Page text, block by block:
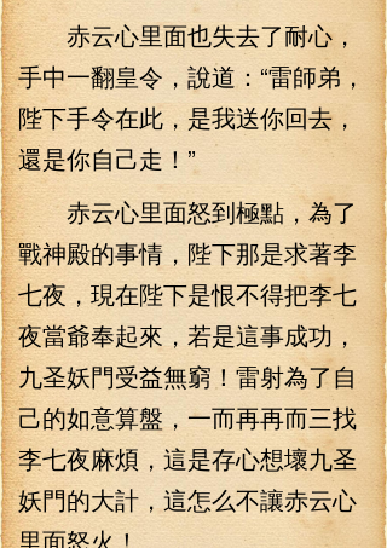
赤云心里面也失去了耐心，
手中一翻皇令，說道：“雷師弟，
陛下手令在此，是我送你回去，
還是你自己走！”
赤云心里面怒到極點，為了
戰神殿的事情，陛下那是求著李
七夜，現在陛下是恨不得把李七
夜當爺奉起來，若是這事成功，
九圣妖門受益無窮！雷射為了自
己的如意算盤，一而再再而三找
李七夜麻煩，這是存心想壞九圣
妖門的大計，這怎么不讓赤云心
里面怒火！